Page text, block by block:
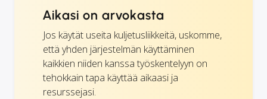
Aikasi on arvokasta
Jos käytät useita kuljetusliikkeitä, uskomme,
että yhden järjestelmän käyttäminen
kaikkien niiden kanssa työskentelyyn on
tehokkain tapa käyttää aikaasi ja
resurssejasi.